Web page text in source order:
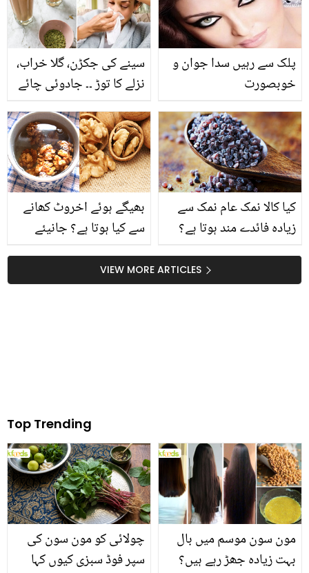
سینے کی جکڑن، گلا خراب،
نزلے کا توڑ ۔۔ جادوئی چائے
فائدے، جانیں اس کو بنانے
کی آسان ترکیب
پلک سے رہیں سدا جوان و
خوبصورت
بھیگے ہوئے اخروٹ کھانے
سے کیا ہوتا ہے؟ جانیئے
انگیز معلومات
کیا کالا نمک عام نمک سے
زیادہ فائدے مند ہوتا ہے؟
میں آنے والی حیران کن
تبدیلی آپ کو بھی استعمال
VIEW MORE ARTICLES
Top Trending
چولائی کو مون سون کی
سپر فوڈ سبزی کیوں کہا
مون سون موسم میں بال
بہت زیادہ جھڑ رہے ہیں؟